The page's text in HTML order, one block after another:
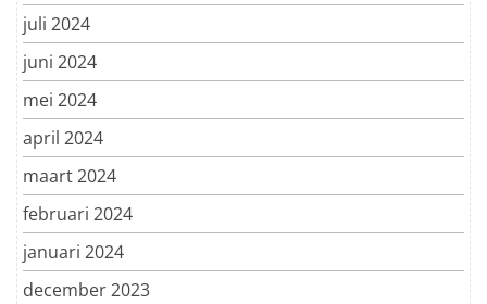
juli 2024
juni 2024
mei 2024
april 2024
maart 2024
februari 2024
januari 2024
december 2023